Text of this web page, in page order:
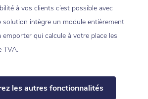
à vos clients c’est possible avec
solution intègre un module entièrement
emporter qui calcule à votre place les
TVA.
les autres fonctionnalités